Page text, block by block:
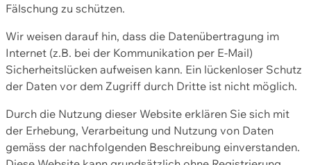
Fälschung zu schützen.
Wir weisen darauf hin, dass die Datenübertragung im
Internet (z.B. bei der Kommunikation per E-Mail)
Sicherheitslücken aufweisen kann. Ein lückenloser Schutz
der Daten vor dem Zugriff durch Dritte ist nicht möglich.
Durch die Nutzung dieser Website erklären Sie sich mit
der Erhebung, Verarbeitung und Nutzung von Daten
gemäss der nachfolgenden Beschreibung einverstanden.